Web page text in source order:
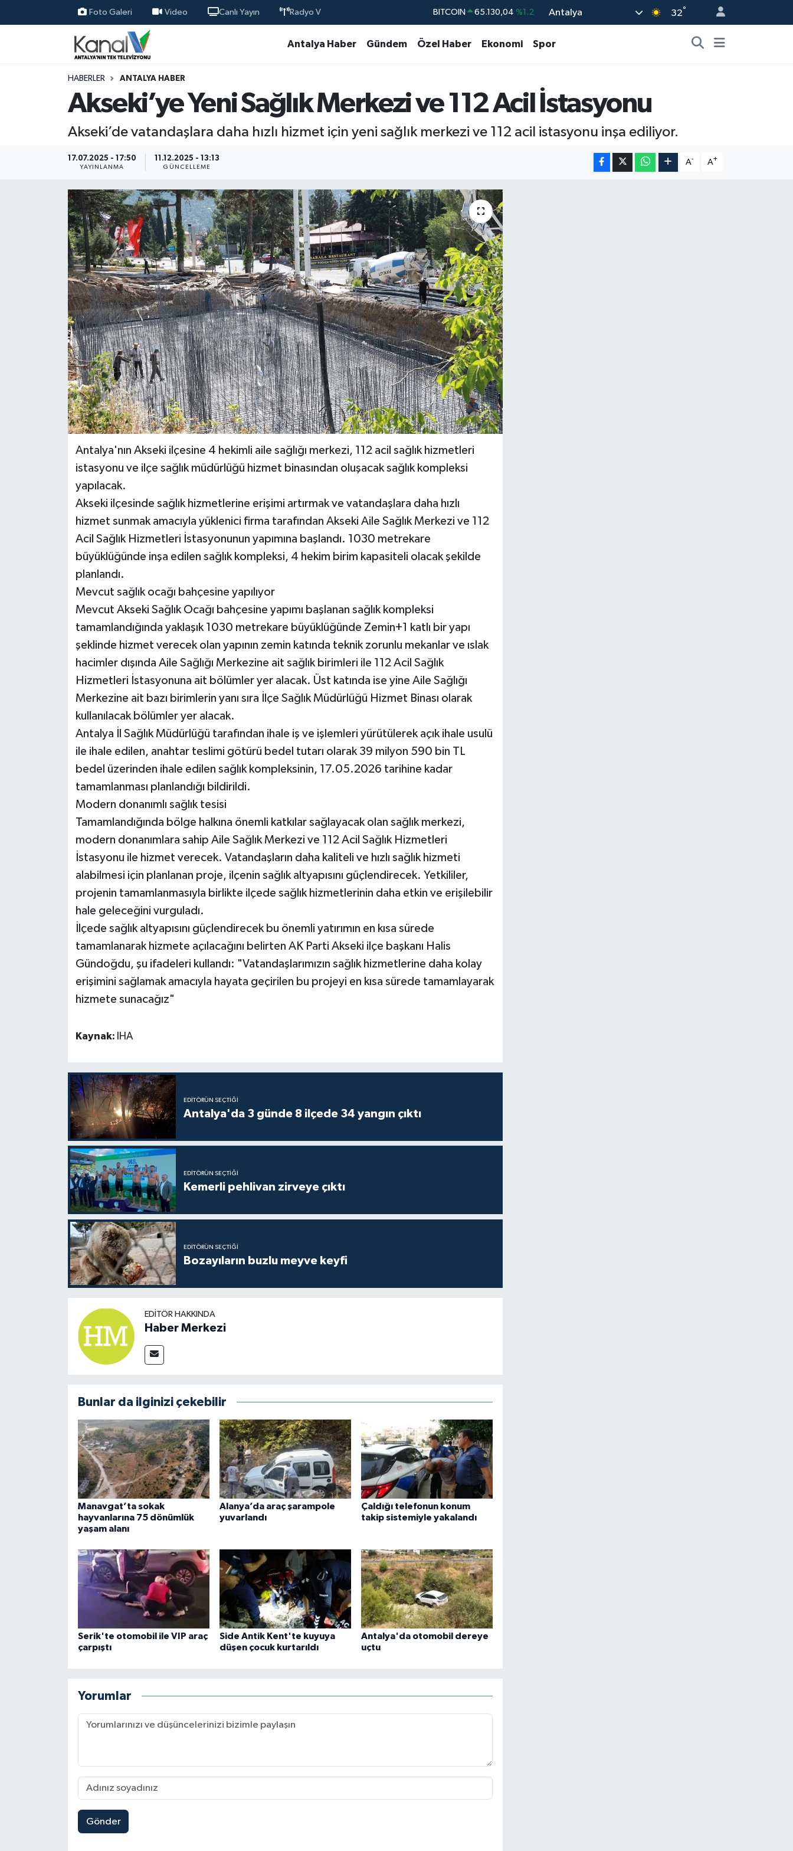
Foto Galeri Video Canlı Yayın Radyo V BITCOIN 65.130,04 %1.2
GRAM ALTIN 6618.49 %2.12
%-19
Antalya 32°
Antalya Haber Gündem Özel Haber Ekonomi Spor
HABERLER ANTALYA HABER
Akseki’ye Yeni Sağlık Merkezi ve 112 Acil İstasyonu
Akseki’de vatandaşlara daha hızlı hizmet için yeni sağlık merkezi ve 112 acil istasyonu inşa ediliyor.
17.07.2025 - 17:50
YAYINLANMA
11.12.2025 - 13:13
GÜNCELLEME
A- A+
Antalya'nın Akseki ilçesine 4 hekimli aile sağlığı merkezi, 112 acil sağlık hizmetleri
istasyonu ve ilçe sağlık müdürlüğü hizmet binasından oluşacak sağlık kompleksi
yapılacak.
Akseki ilçesinde sağlık hizmetlerine erişimi artırmak ve vatandaşlara daha hızlı
hizmet sunmak amacıyla yüklenici firma tarafından Akseki Aile Sağlık Merkezi ve 112
Acil Sağlık Hizmetleri İstasyonunun yapımına başlandı. 1030 metrekare
büyüklüğünde inşa edilen sağlık kompleksi, 4 hekim birim kapasiteli olacak şekilde
planlandı.
Mevcut sağlık ocağı bahçesine yapılıyor
Mevcut Akseki Sağlık Ocağı bahçesine yapımı başlanan sağlık kompleksi
tamamlandığında yaklaşık 1030 metrekare büyüklüğünde Zemin+1 katlı bir yapı
şeklinde hizmet verecek olan yapının zemin katında teknik zorunlu mekanlar ve ıslak
hacimler dışında Aile Sağlığı Merkezine ait sağlık birimleri ile 112 Acil Sağlık
Hizmetleri İstasyonuna ait bölümler yer alacak. Üst katında ise yine Aile Sağlığı
Merkezine ait bazı birimlerin yanı sıra İlçe Sağlık Müdürlüğü Hizmet Binası olarak
kullanılacak bölümler yer alacak.
Antalya İl Sağlık Müdürlüğü tarafından ihale iş ve işlemleri yürütülerek açık ihale usulü
ile ihale edilen, anahtar teslimi götürü bedel tutarı olarak 39 milyon 590 bin TL
bedel üzerinden ihale edilen sağlık kompleksinin, 17.05.2026 tarihine kadar
tamamlanması planlandığı bildirildi.
Modern donanımlı sağlık tesisi
Tamamlandığında bölge halkına önemli katkılar sağlayacak olan sağlık merkezi,
modern donanımlara sahip Aile Sağlık Merkezi ve 112 Acil Sağlık Hizmetleri
İstasyonu ile hizmet verecek. Vatandaşların daha kaliteli ve hızlı sağlık hizmeti
alabilmesi için planlanan proje, ilçenin sağlık altyapısını güçlendirecek. Yetkililer,
projenin tamamlanmasıyla birlikte ilçede sağlık hizmetlerinin daha etkin ve erişilebilir
hale geleceğini vurguladı.
İlçede sağlık altyapısını güçlendirecek bu önemli yatırımın en kısa sürede
tamamlanarak hizmete açılacağını belirten AK Parti Akseki ilçe başkanı Halis
Gündoğdu, şu ifadeleri kullandı: "Vatandaşlarımızın sağlık hizmetlerine daha kolay
erişimini sağlamak amacıyla hayata geçirilen bu projeyi en kısa sürede tamamlayarak
hizmete sunacağız"
Kaynak: IHA
EDITÖRÜN SEÇTIĞI
Antalya'da 3 günde 8 ilçede 34 yangın çıktı
EDITÖRÜN SEÇTIĞI
Kemerli pehlivan zirveye çıktı
EDITÖRÜN SEÇTIĞI
Bozayıların buzlu meyve keyfi
EDITÖR HAKKINDA
Haber Merkezi
Bunlar da ilginizi çekebilir
Manavgat’ta sokak
hayvanlarına 75 dönümlük
yaşam alanı
Alanya’da araç şarampole
yuvarlandı
Çaldığı telefonun konum
takip sistemiyle yakalandı
Serik'te otomobil ile VIP araç
çarpıştı
Side Antik Kent'te kuyuya
düşen çocuk kurtarıldı
Antalya'da otomobil dereye
uçtu
Yorumlar
Gönder
Ana Haber
Antalya Haber
Gündem
Günün Manşetleri
Haber Kuşakları
Haberler
KANALV Spor
Kültür Sanat
Magazin
Öğle Bülteni
Televizyon
Nöbetçi Eczaneler
Hava Durumu
Trafik Durumu
Süper Lig Puan Durumu ve Fikstür
Tüm Manşetler
Son Dakika Haberleri
Haber Arşivi